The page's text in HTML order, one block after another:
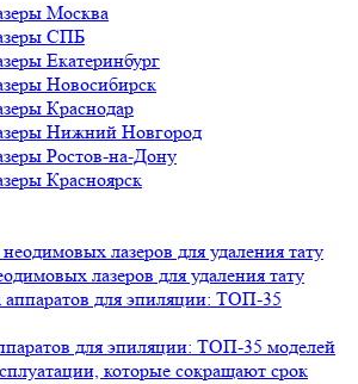
Москва
СПБ
Екатеринбург
Новосибирск
Краснодар
Нижний Новгород
Ростов-на-Дону
Красноярск
лазеров для удаления тату
для эпиляции: ТОП-35 моделей